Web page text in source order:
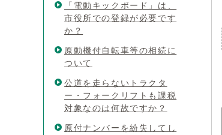
「電動キックボード」は、
市役所での登録が必要です
か？
原動機付自転車等の相続に
ついて
公道を走らないトラクタ
ー・フォークリフトも課税
対象なのは何故ですか？
原付ナンバーを紛失してし